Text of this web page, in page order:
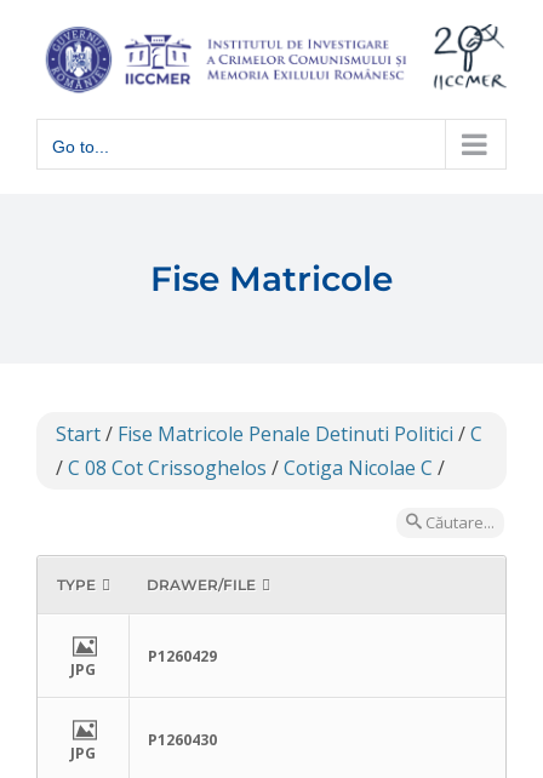
content
Go to...
Fise Matricole
Start/ Fise Matricole Penale Detinuti Politici /C
/C 08 Cot Crissoghelos /Cotiga Nicolae C /
Căutare...
TYPE DRAWER/FILE
JPG
P1260429
JPG
P1260430